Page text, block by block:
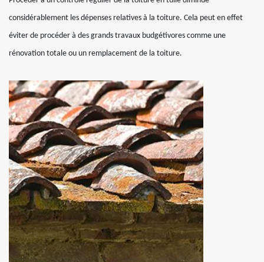
considérablement les dépenses relatives à la toiture. Cela peut en effet
éviter de procéder à des grands travaux budgétivores comme une
rénovation totale ou un remplacement de la toiture.